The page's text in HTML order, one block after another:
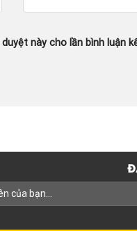
này cho lần bình luận